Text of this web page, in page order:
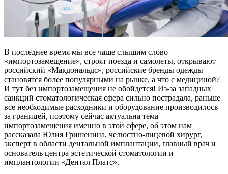
В последнее время мы все чаще слышим слово
«импортозамещение», строят поезда и самолеты, открывают
российский «Макдональдс», российские бренды одежды
становятся более популярными на рынке, а что с медициной?
И тут без импортозамещения не обойдется! Из-за западных
санкций стоматологическая сфера сильно пострадала, раньше
все необходимые расходники и оборудование производилось
за границей, поэтому сейчас актуальна тема
импортозамещения именно в этой сфере, об этом нам
рассказала Юлия Гришенина, челюстно-лицевой хирург,
эксперт в области дентальной имплантации, главный врач и
основатель центра эстетической стоматологии и
имплантологии «Дентал Платс».